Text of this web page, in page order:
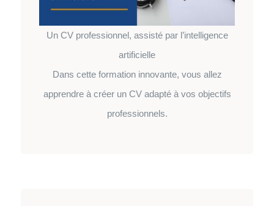
Un CV professionnel, assisté par l’intelligence
artificielle
Dans cette formation innovante, vous allez
apprendre à créer un CV adapté à vos objectifs
professionnels.